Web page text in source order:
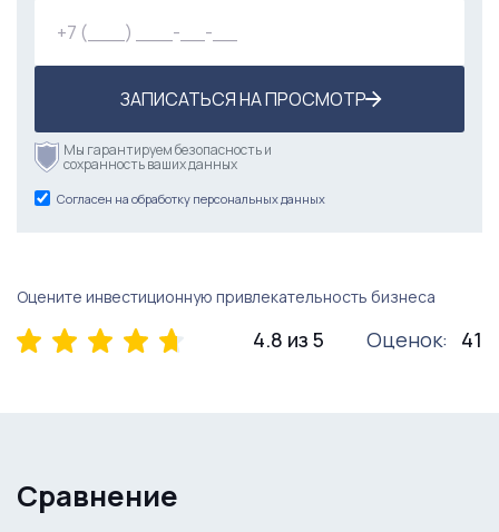
ЗАПИСАТЬСЯ НА ПРОСМОТР
Мы гарантируем безопасность и
сохранность ваших данных
Согласен на обработку персональных данных
Оцените инвестиционную привлекательность бизнеса
4.8 из 5 Оценок: 41
Сравнение